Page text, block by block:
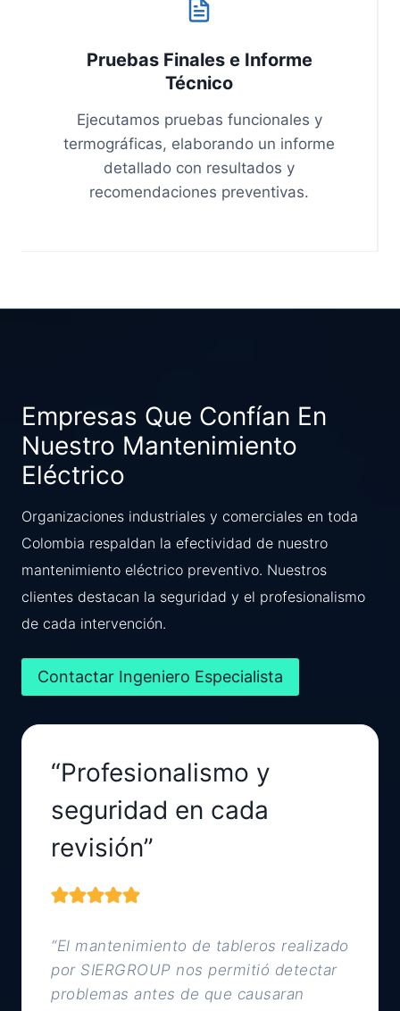
Pruebas Finales e Informe
Técnico
Ejecutamos pruebas funcionales y
termográficas, elaborando un informe
detallado con resultados y
recomendaciones preventivas.
Empresas Que Confían En
Nuestro Mantenimiento
Eléctrico
Organizaciones industriales y comerciales en toda
Colombia respaldan la efectividad de nuestro
mantenimiento eléctrico preventivo. Nuestros
clientes destacan la seguridad y el profesionalismo
de cada intervención.
Contactar Ingeniero Especialista
“Profesionalismo y
seguridad en cada
revisión”
“El mantenimiento de tableros realizado
por SIERGROUP nos permitió detectar
problemas antes de que causaran